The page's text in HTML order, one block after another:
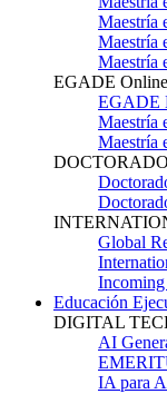
Maestría
Maestría
Maestría
EGADE Online
EGADE
Maestría
Maestría
Global
Incoming
Educación
DIGITAL
AI
IA para